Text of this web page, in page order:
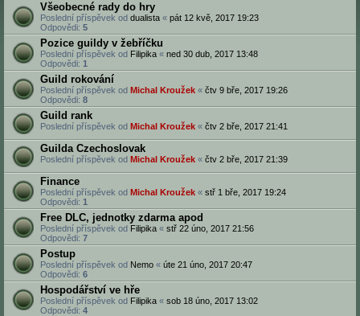
Všeobecné rady do hry
Poslední příspěvek od dualista « pát 12 kvě, 2017 19:23
Odpovědi: 5
Pozice guildy v žebříčku
Poslední příspěvek od Filipika « ned 30 dub, 2017 13:48
Odpovědi: 1
Guild rokování
Poslední příspěvek od Michal Kroužek « čtv 9 bře, 2017 19:26
Odpovědi: 8
Guild rank
Poslední příspěvek od Michal Kroužek « čtv 2 bře, 2017 21:41
Guilda Czechoslovak
Poslední příspěvek od Michal Kroužek « čtv 2 bře, 2017 21:39
Finance
Poslední příspěvek od Michal Kroužek « stř 1 bře, 2017 19:24
Odpovědi: 1
Free DLC, jednotky zdarma apod
Poslední příspěvek od Filipika « stř 22 úno, 2017 21:56
Odpovědi: 7
Postup
Poslední příspěvek od Nemo « úte 21 úno, 2017 20:47
Odpovědi: 6
Hospodářství ve hře
Poslední příspěvek od Filipika « sob 18 úno, 2017 13:02
Odpovědi: 4